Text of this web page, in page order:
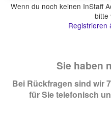
Wenn du noch keinen InStaff
bitte
Registrieren
Sie haben
Bei Rückfragen sind wir
für Sie telefonisch